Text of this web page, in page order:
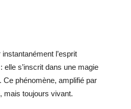
l’esprit
elle s’inscrit dans une magie
phénomène, amplifié par
mais toujours vivant.